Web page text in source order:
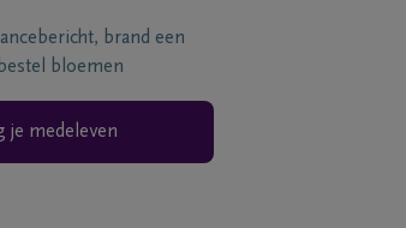
brand een
bloemen
je medeleven